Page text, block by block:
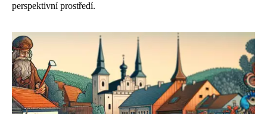
perspektivní prostředí.